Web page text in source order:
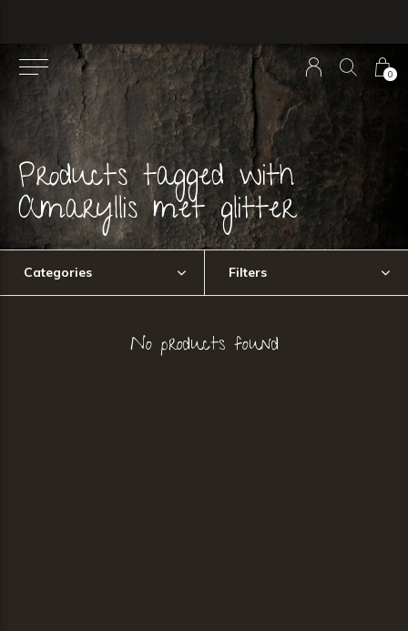
0
Products tagged with
Amaryllis met glitter
Categories Filters
No products found